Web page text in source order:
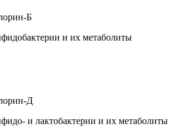
Б
и их метаболиты
Д
и лактобактерии и их метаболиты